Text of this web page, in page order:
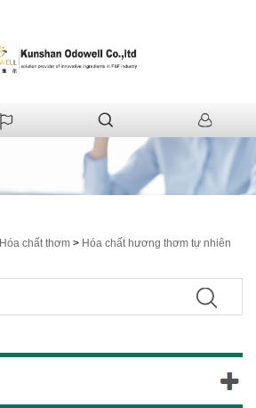
Hóa chất thơm > Hóa chất hương thơm tự nhiên